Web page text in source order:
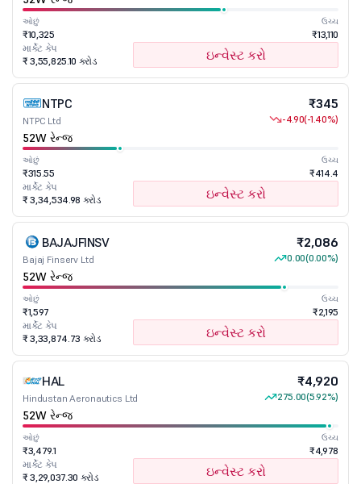
ઓછું
₹10,325
ઉચ્ચ
₹13,110
માર્કેટ કેપ
₹ 3,55,825.10 કરોડ
ઇન્વેસ્ટ કરો
NTPC
NTPC Ltd
₹345
-4.90(-1.40%)
52W રેન્જ
ઓછું
₹315.55
ઉચ્ચ
₹414.4
માર્કેટ કેપ
₹ 3,34,534.98 કરોડ
ઇન્વેસ્ટ કરો
BAJAJFINSV
Bajaj Finserv Ltd
₹2,086
0.00(0.00%)
52W રેન્જ
ઓછું
₹1,597
ઉચ્ચ
₹2,195
માર્કેટ કેપ
₹ 3,33,874.73 કરોડ
ઇન્વેસ્ટ કરો
HAL
Hindustan Aeronautics Ltd
₹4,920
275.00(5.92%)
52W રેન્જ
ઓછું
₹3,479.1
ઉચ્ચ
₹4,978
માર્કેટ કેપ
₹ 3,29,037.30 કરોડ
ઇન્વેસ્ટ કરો